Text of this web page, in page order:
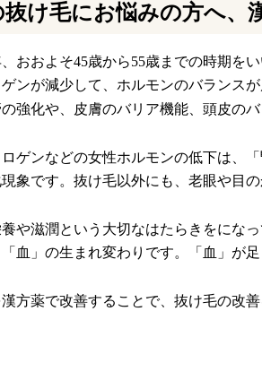
抜け毛にお悩みの方へ、
おおよそ45歳から55歳までの時期をい
ンが減少して、ホルモンのバランス
強化や、皮膚のバリア機能、頭皮の
ゲンなどの女性ホルモンの低下は、「
象です。抜け毛以外にも、老眼や目
や滋潤という大切なはたらきをにな
血」の生まれ変わりです。「血」が
方薬で改善することで、抜け毛の改善